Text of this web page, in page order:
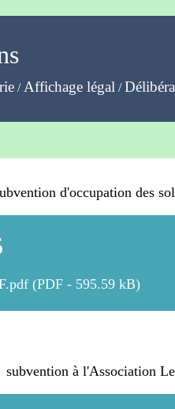
/ Affichage légal /
d'occupation des
(PDF - 595.59 kB)
à l'Association